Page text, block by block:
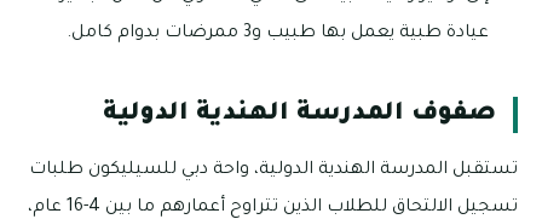
عيادة طبية يعمل بها طبيب و3 ممرضات بدوام كامل.
صفوف المدرسة الهندية الدولية
تستقبل المدرسة الهندية الدولية، واحة دبي للسيليكون طلبات
تسجيل الالتحاق للطلاب الذين تتراوح أعمارهم ما بين 4-16 عام،